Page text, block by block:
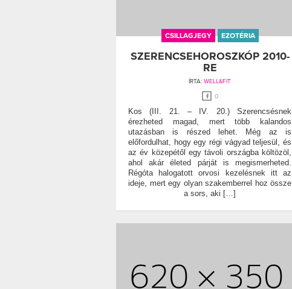
CSILLAGJEGY EZOTÉRIA
SZERENCSEHOROSZKÓP 2010-
RE
ÍRTA: WELL&FIT
0
Kos (III. 21. – IV. 20.) Szerencsésnek
érezheted magad, mert több kalandos
utazásban is részed lehet. Még az is
előfordulhat, hogy egy régi vágyad teljesül, és
az év közepétől egy távoli országba költözöl,
ahol akár életed párját is megismerheted.
Régóta halogatott orvosi kezelésnek itt az
ideje, mert egy olyan szakemberrel hoz össze
a sors, aki […]